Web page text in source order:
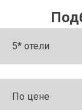
5* отели
По цене
Недорогие
звезды
Сетевые отели
Сетевые отели